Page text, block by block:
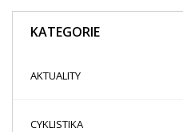
KATEGORIE
AKTUALITY
CYKLISTIKA